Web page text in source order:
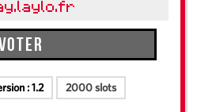
:1.2 2000 slots